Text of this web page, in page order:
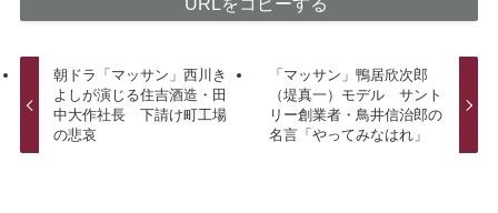
朝ドラ「マッサン」西川き
よしが演じる住吉酒造・田
中大作社長 下請け町工場
の悲哀
「マッサン」鴨居欣次郎
（堤真一）モデル サント
リー創業者・鳥井信治郎の
名言「やってみなはれ」